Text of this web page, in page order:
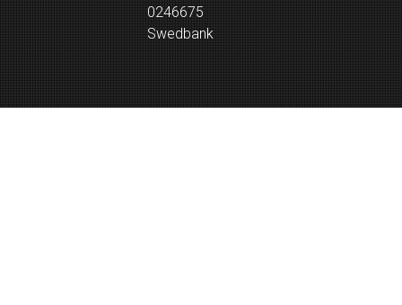
0246675
Swedbank